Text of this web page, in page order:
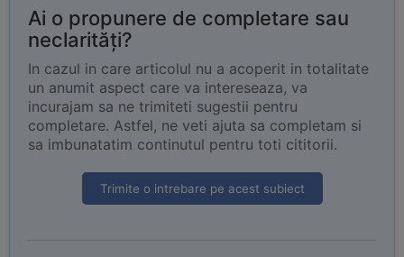
Ai o propunere de completare sau
neclarități?
In cazul in care articolul nu a acoperit in totalitate
un anumit aspect care va intereseaza, va
incurajam sa ne trimiteti sugestii pentru
completare. Astfel, ne veti ajuta sa completam si
sa imbunatatim continutul pentru toti cititorii.
Trimite o intrebare pe acest subiect